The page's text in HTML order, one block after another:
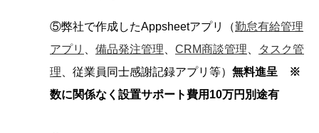
⑤弊社で作成したAppsheetアプリ（勤怠有給管理
アプリ
備品発注管理 CRM商談管理
タスク管
理 、従業員同士感謝記録アプリ等） 無料進呈 ※
数に関係なく設置サポート費用10万円別途有